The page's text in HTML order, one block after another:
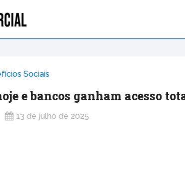
Sociais
e bancos ganham acesso
13 de julho de 2025